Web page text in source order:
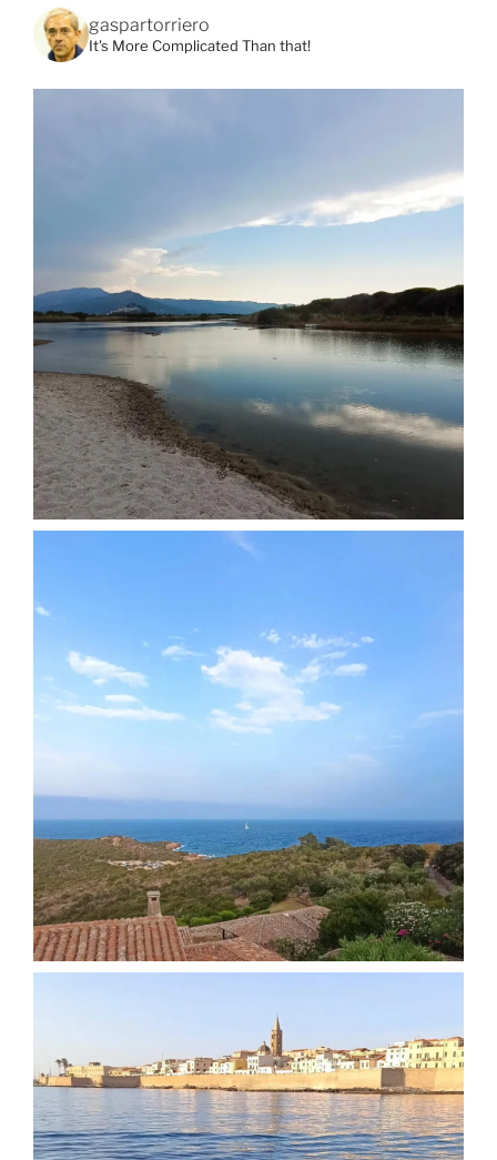
gaspartorriero
It's More Complicated Than that!